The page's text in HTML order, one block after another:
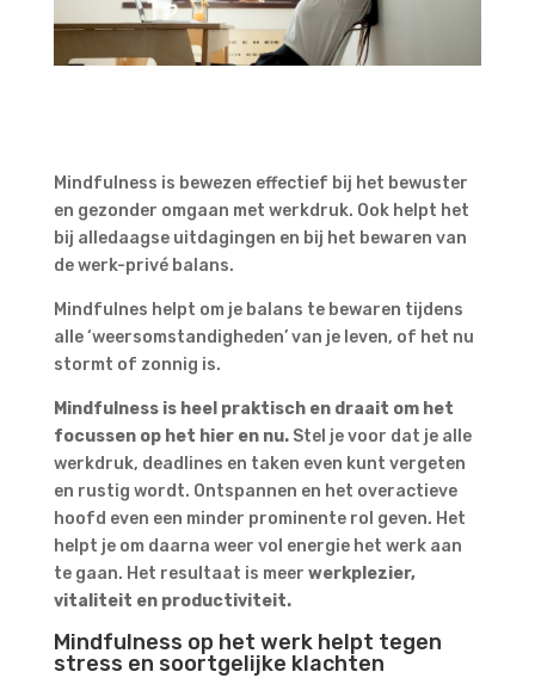
Mindfulness is bewezen effectief bij het bewuster
en gezonder omgaan met werkdruk. Ook helpt het
bij alledaagse uitdagingen en bij het bewaren van
de werk-privé balans.
Mindfulnes helpt om je balans te bewaren tijdens
alle ‘weersomstandigheden’ van je leven, of het nu
stormt of zonnig is.
Mindfulness is heel praktisch en draait om het
focussen op het hier en nu.Stel je voor dat je alle
werkdruk, deadlines en taken even kunt vergeten
en rustig wordt. Ontspannen en het overactieve
hoofd even een minder prominente rol geven. Het
helpt je om daarna weer vol energie het werk aan
te gaan. Het resultaat is meer werkplezier,
vitaliteit en productiviteit.
Mindfulness op het werk helpt tegen
stress en soortgelijke klachten